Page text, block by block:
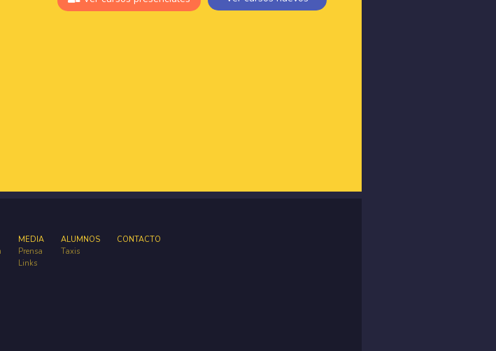
MEDIA
Prensa
Links
ALUMNOS
Taxis
CONTACTO